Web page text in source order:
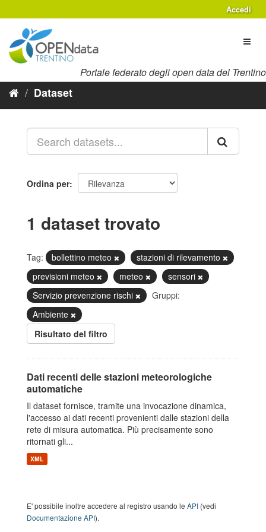
al
contenuto
Accedi
Portale federato degli open data del Trentino
Dataset
Ordina per
1 dataset trovato
Tag: bollettino meteo
stazioni di rilevamento
previsioni meteo
meteo
sensori
Servizio prevenzione rischi
Gruppi:
Ambiente
Risultato del filtro
Dati recenti delle stazioni meteorologiche
automatiche
Il dataset fornisce, tramite una invocazione dinamica,
l'accesso ai dati recenti provenienti dalle stazioni della
rete di misura automatica. Più precisamente sono
ritornati gli...
XML
E' possibile inoltre accedere al registro usando le API (vedi
Documentazione API).